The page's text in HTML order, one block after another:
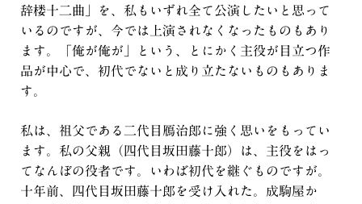
辞楼十二曲」を、私もいずれ全て公演したいと思って
いるのですが、今では上演されなくなったものもあり
ます。「俺が俺が」という、とにかく主役が目立つ作
品が中心で、初代でないと成り立たないものもありま
す。
私は、祖父である二代目鴈治郎に強く思いをもってい
ます。私の父親（四代目坂田藤十郎）は、主役をはっ
てなんぼの役者です。いわば初代を継ぐものですが。
十年前、四代目坂田藤十郎を受け入れた。成駒屋か